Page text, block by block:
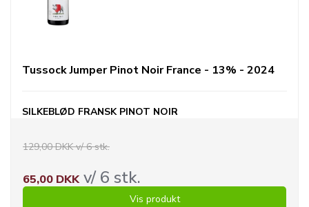
Tussock Jumper Pinot Noir France - 13% - 2024
SILKEBLØD FRANSK PINOT NOIR
129,00 DKK v/ 6 stk.
65,00 DKKv/ 6 stk.
Vis produkt